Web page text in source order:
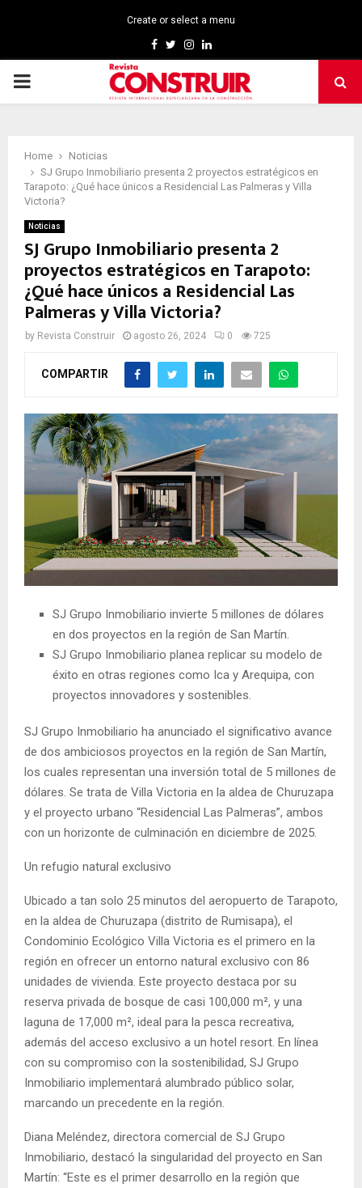
Create or select a menu
Facebook
TwitterInstagram
Linkedin
PRIMARY
Home
Noticias
SJ Grupo Inmobiliario presenta 2 proyectos estratégicos en
Tarapoto: ¿Qué hace únicos a Residencial Las Palmeras y Villa
Victoria?
Noticias
SJ Grupo Inmobiliario presenta 2
proyectos estratégicos en Tarapoto:
¿Qué hace únicos a Residencial Las
Palmeras y Villa Victoria?
by Revista Construir agosto 26, 2024 0 725
COMPARTIR
SJ Grupo Inmobiliario invierte 5 millones de dólares
en dos proyectos en la región de San Martín.
SJ Grupo Inmobiliario planea replicar su modelo de
éxito en otras regiones como Ica y Arequipa, con
proyectos innovadores y sostenibles.
SJ Grupo Inmobiliario ha anunciado el significativo avance
de dos ambiciosos proyectos en la región de San Martín,
los cuales representan una inversión total de 5 millones de
dólares. Se trata de Villa Victoria en la aldea de Churuzapa
y el proyecto urbano “Residencial Las Palmeras”, ambos
con un horizonte de culminación en diciembre de 2025.
Un refugio natural exclusivo
Ubicado a tan solo 25 minutos del aeropuerto de Tarapoto,
en la aldea de Churuzapa (distrito de Rumisapa), el
Condominio Ecológico Villa Victoria es el primero en la
región en ofrecer un entorno natural exclusivo con 86
unidades de vivienda. Este proyecto destaca por su
reserva privada de bosque de casi 100,000 m², y una
laguna de 17,000 m², ideal para la pesca recreativa,
además del acceso exclusivo a un hotel resort. En línea
con su compromiso con la sostenibilidad, SJ Grupo
Inmobiliario implementará alumbrado público solar,
marcando un precedente en la región.
Diana Meléndez, directora comercial de SJ Grupo
Inmobiliario, destacó la singularidad del proyecto en San
Martín: “Este es el primer desarrollo en la región que